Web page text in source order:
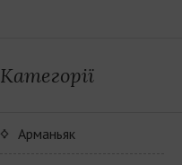
Категорії
Арманьяк